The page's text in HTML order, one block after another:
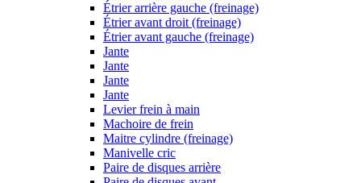
Étrier arrière gauche (freinage)
Étrier avant droit (freinage)
Étrier avant gauche (freinage)
Jante
Jante
Jante
Jante
Levier frein à main
Machoire de frein
Maitre cylindre (freinage)
Manivelle cric
Paire de disques arrière